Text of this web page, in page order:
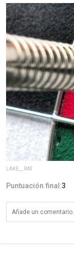
LAKE__RAT
Puntuación final:3